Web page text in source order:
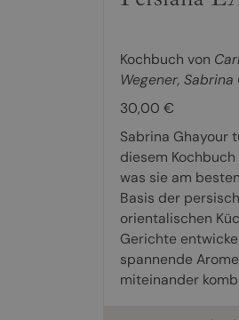
Kochbuch von
Wegener, Sabrina
30,00 €
Sabrina Ghayour
diesem
was sie am
Basis der
orientalischen
Gerichte
spannende
miteinander